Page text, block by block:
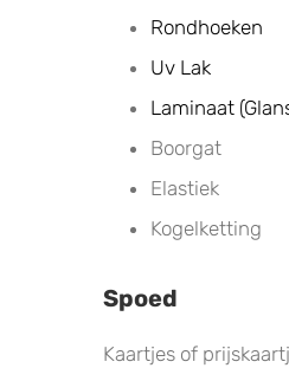
Rondhoeken
Uv Lak
Laminaat
Boorgat
Elastiek
Kogelketting
Spoed
Kaartjes of